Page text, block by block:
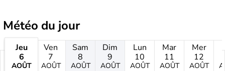
Météo du jour
Jeu
6
AOÛT
Ven
7
AOÛT
Sam
8
AOÛT
Dim
9
AOÛT
Lun
10
AOÛT
Mar
11
AOÛT
Mer
12
AOÛT